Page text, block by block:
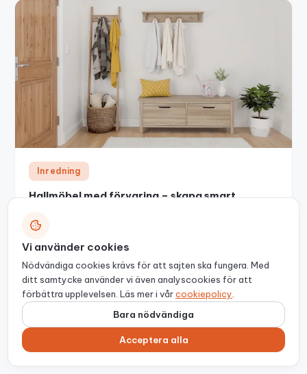
Inredning
Hallmöbel med förvaring – skapa smart
Redaktionen
Sök
Vi använder cookies
Nödvändiga cookies krävs för att sajten ska fungera. Med
ditt samtycke använder vi även analyscookies för att
förbättra upplevelsen. Läs mer i vårcookiepolicy
Bara nödvändiga
Acceptera alla